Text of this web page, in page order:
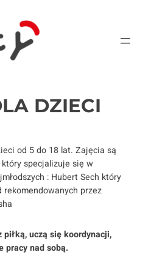
DZIECI
od 5 do 18 lat. Zajęcia są
specjalizuje się w
: Hubert Sech który
przez
uczą się koordynacji,
pracy nad sobą.